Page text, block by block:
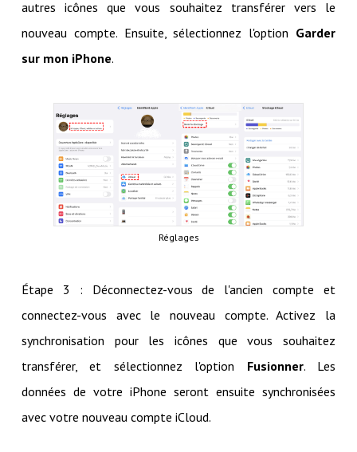
autres icônes que vous souhaitez transférer vers le
nouveau compte. Ensuite, sélectionnez l'option Garder
sur mon iPhone.
Réglages
Étape 3 : Déconnectez-vous de l'ancien compte et
connectez-vous avec le nouveau compte. Activez la
synchronisation pour les icônes que vous souhaitez
transférer, et sélectionnez l'option Fusionner. Les
données de votre iPhone seront ensuite synchronisées
avec votre nouveau compte iCloud.